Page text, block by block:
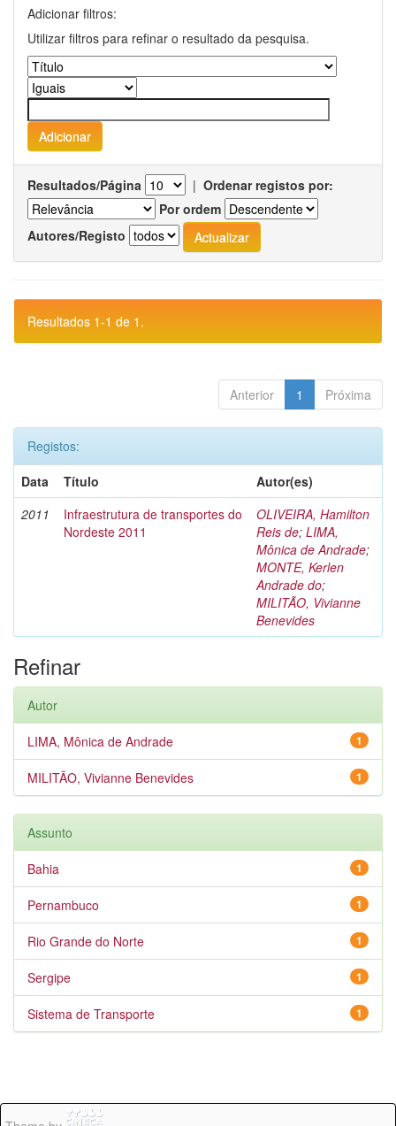
Adicionar filtros:
Utilizar filtros para refinar o resultado da pesquisa.
Resultados/Página | Ordenar registos por:
Por ordem
Autores/Registo
Resultados 1-1 de 1.
Anterior 1 Próxima
Registos:
Data
Título
Autor(es)
2011
Infraestrutura de transportes do
Nordeste 2011
OLIVEIRA, Hamilton
Reis de; LIMA,
Mônica de Andrade;
MONTE, Kerlen
Andrade do;
MILITÃO, Vivianne
Benevides
Refinar
Autor
1
LIMA, Mônica de Andrade
1
MILITÃO, Vivianne Benevides
Assunto
1
Bahia
1
Pernambuco
1
Rio Grande do Norte
1
Sergipe
1
Sistema de Transporte